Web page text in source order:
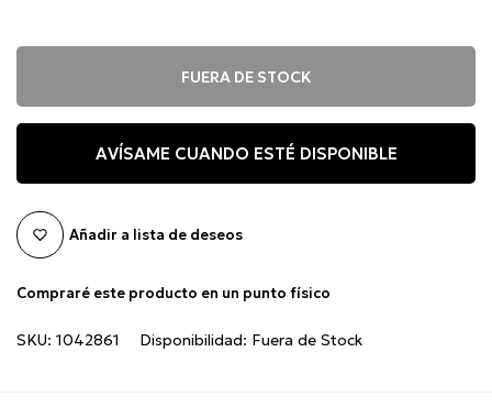
FUERA DE STOCK
AVÍSAME CUANDO ESTÉ DISPONIBLE
Añadir a lista de deseos
Compraré este producto en un punto físico
SKU: 1042861 Disponibilidad: Fuera de Stock